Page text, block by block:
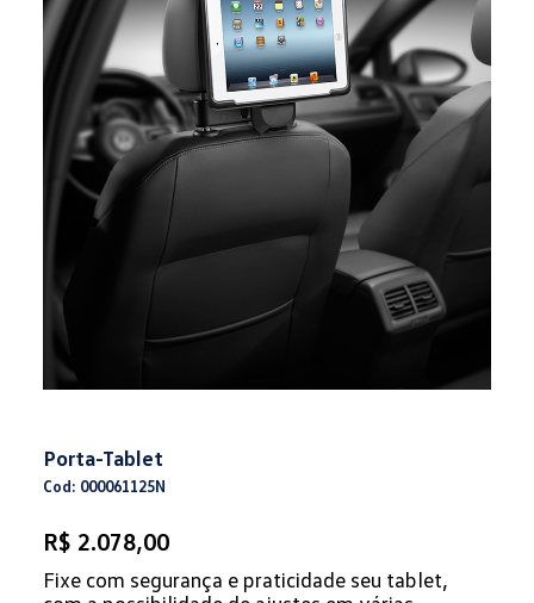
Porta-Tablet
Cod: 000061125N
R$ 2.078,00
Fixe com segurança e praticidade seu tablet,